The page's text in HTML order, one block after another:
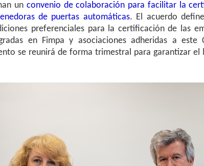
un convenio de colaboración para facilitar la
de puertas automáticas. El acuerdo
preferenciales para la certificación de las
en Fimpa y asociaciones adheridas a este
se reunirá de forma trimestral para garantizar el